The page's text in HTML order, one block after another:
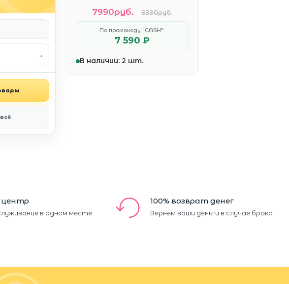
→
7990руб. 8990руб.
По промокоду "CASH":
7 590 ₽
В наличии: 2 шт.
центр
в одном месте.
100% возврат денег
Вернем ваши деньги в случае брака